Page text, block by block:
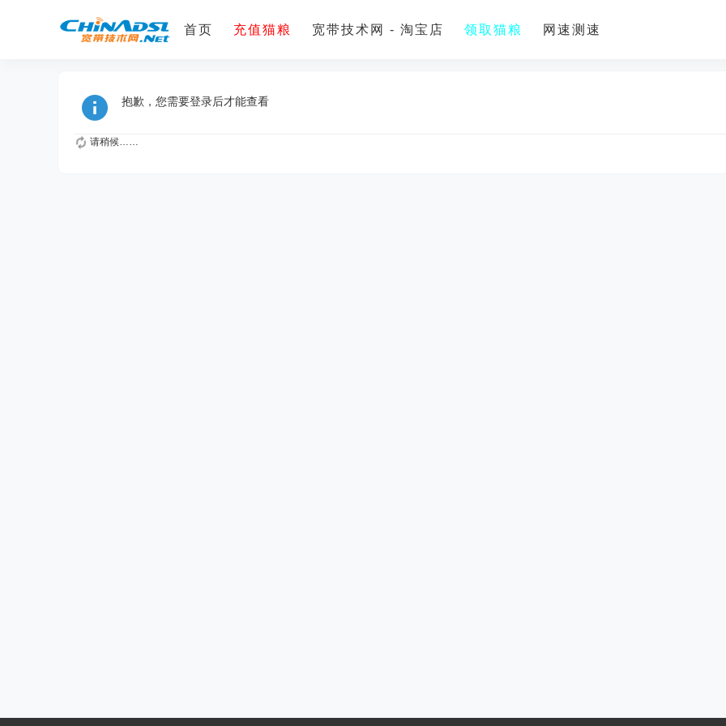
首页 充值猫粮 宽带技术网 - 淘宝店 领取猫粮 网速测速
抱歉，您需要登录后才能查看
请稍候……